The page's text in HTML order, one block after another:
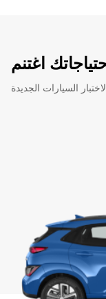
اغتنم
السيارات الجديدة